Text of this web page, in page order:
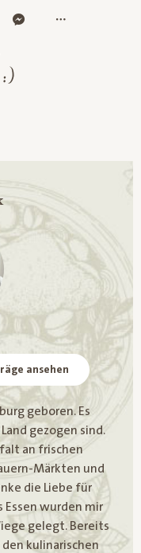
ansehen
geboren. Es
gezogen sind.
an frischen
Märkten und
die Liebe für
wurden mir
gelegt. Bereits
kulinarischen